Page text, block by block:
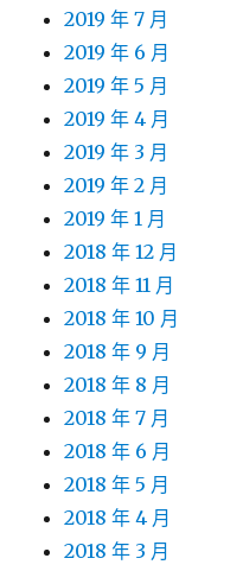
2019 年 7 月
2019 年 6 月
2019 年 5 月
2019 年 4 月
2019 年 3 月
2019 年 2 月
2019 年 1 月
2018 年 12 月
2018 年 11 月
2018 年 10 月
2018 年 9 月
2018 年 8 月
2018 年 7 月
2018 年 6 月
2018 年 5 月
2018 年 4 月
2018 年 3 月